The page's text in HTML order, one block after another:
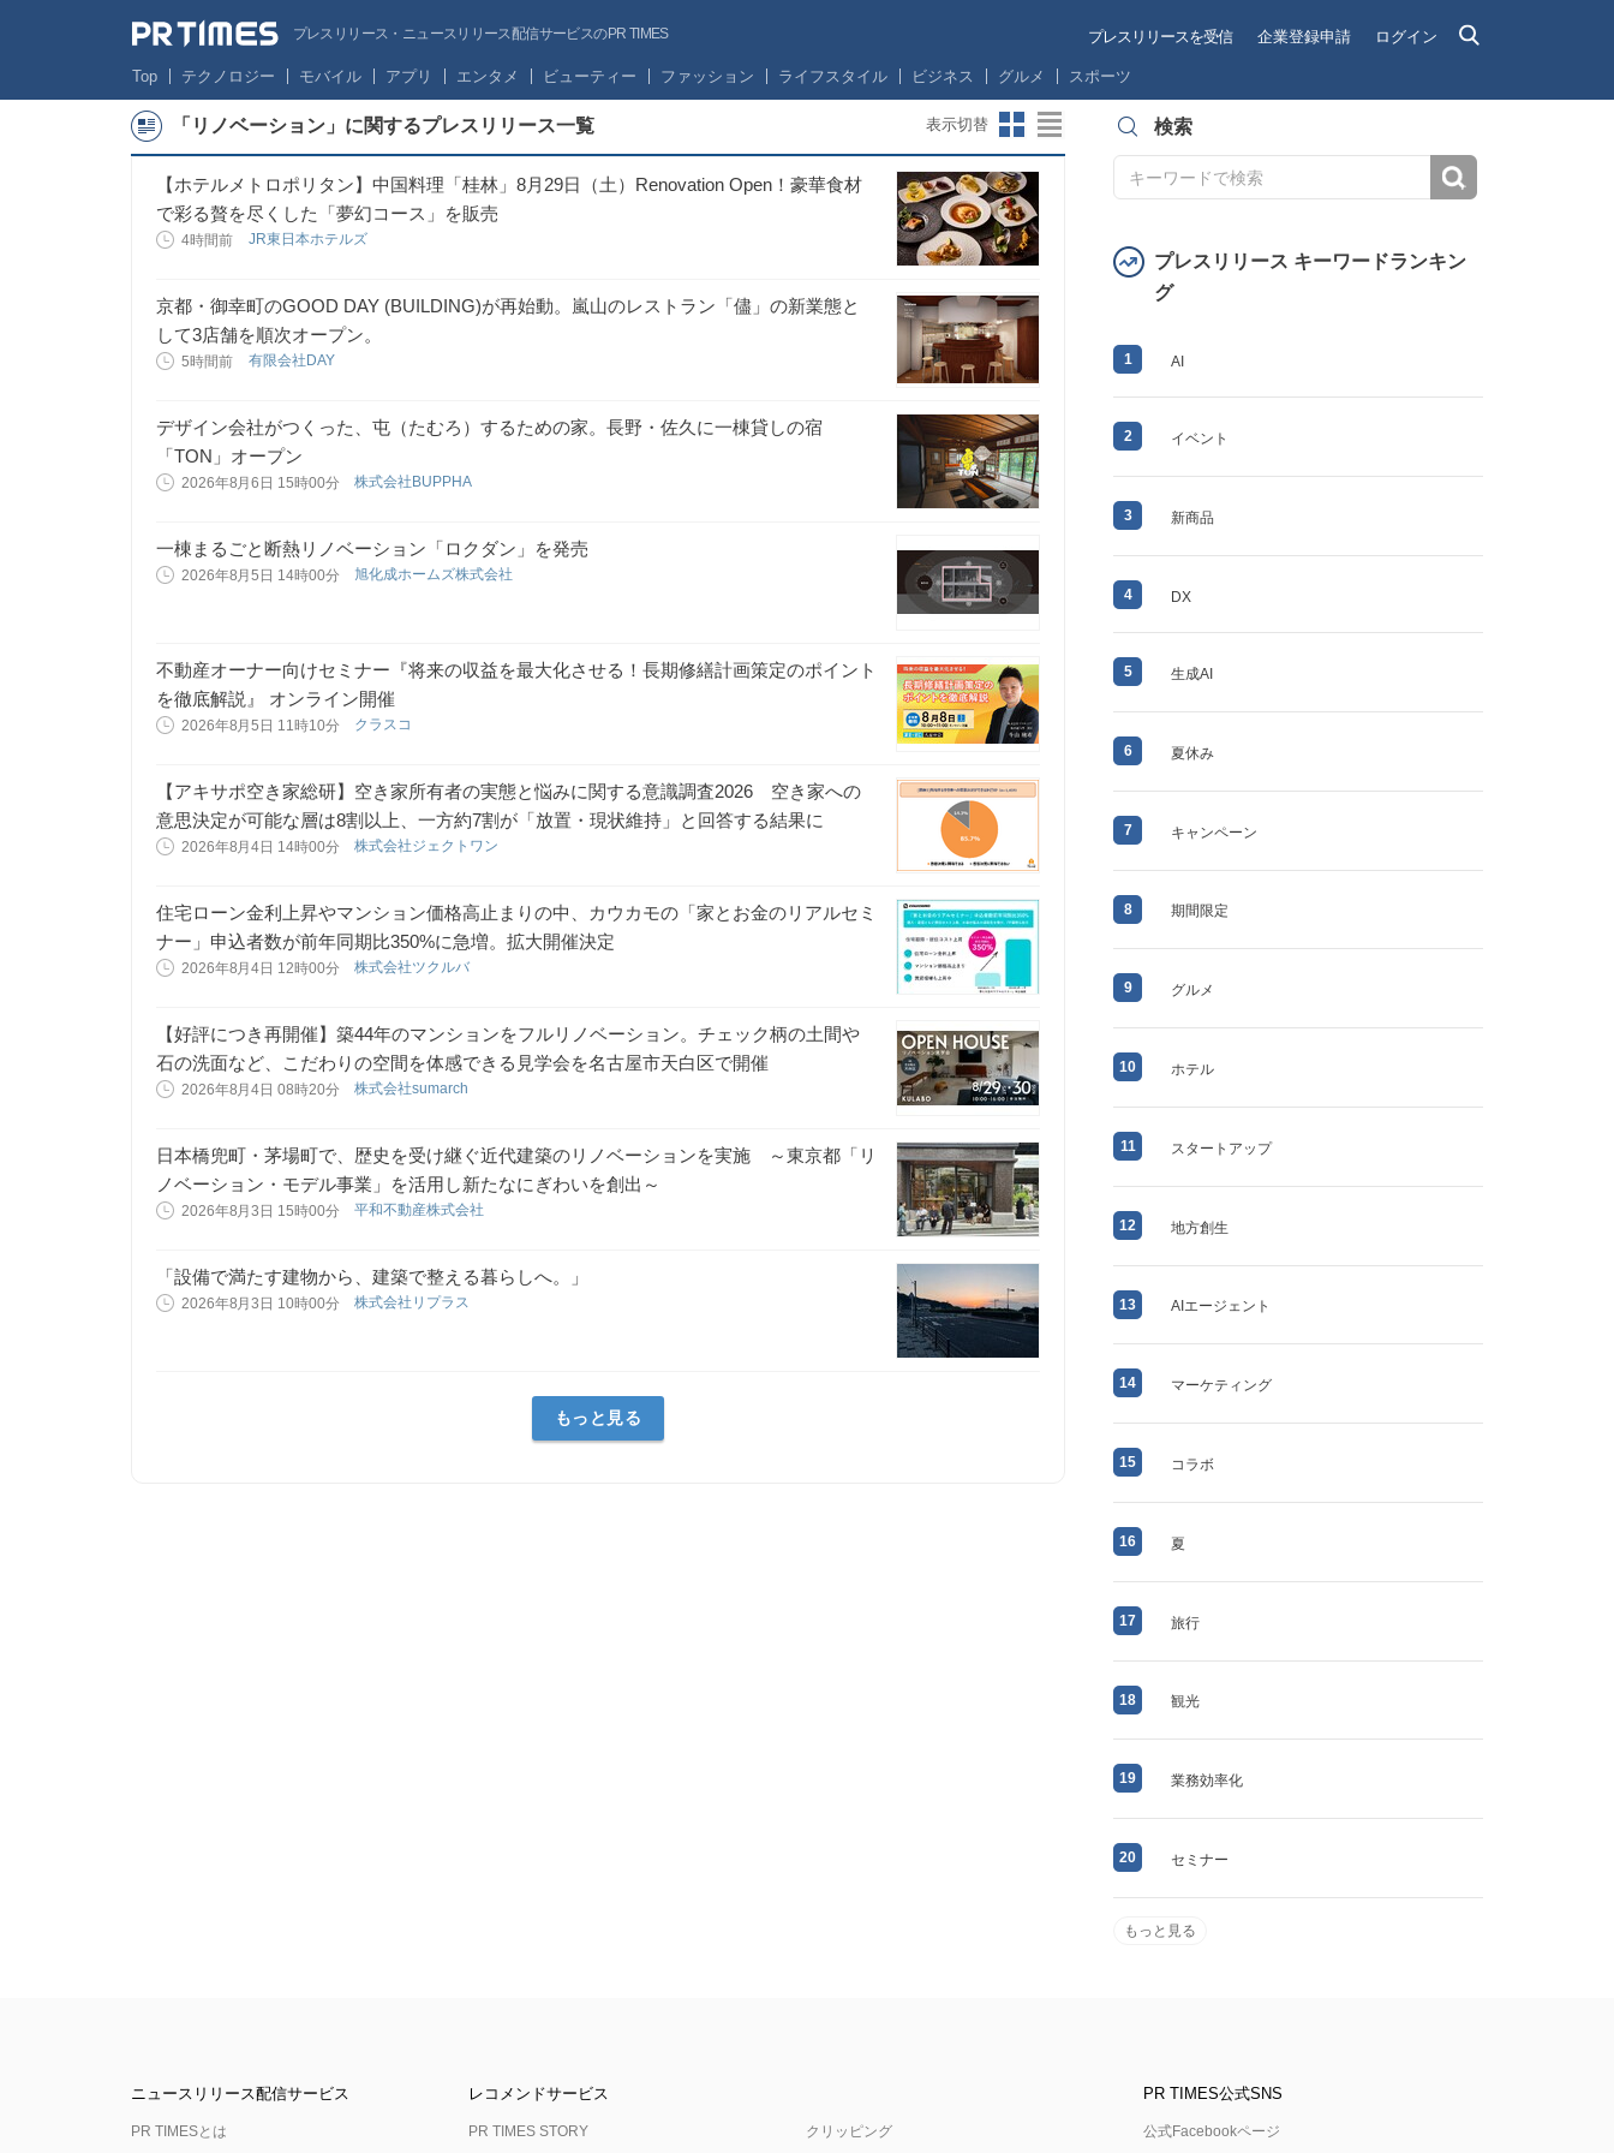
プレスリリース・ニュースリリース配信サービスのPR TIMES プレスリリースを受信 企業登録申請 ログイン
Top テクノロジー モバイル アプリ エンタメ ビューティー ファッション ライフスタイル ビジネス グルメ スポーツ
「リノベーション」に関するプレスリリース一覧 表示切替
【ホテルメトロポリタン】中国料理「桂林」8月29日（土）Renovation Open！豪華食材
で彩る贅を尽くした「夢幻コース」を販売
4時間前 JR東日本ホテルズ
京都・御幸町のGOOD DAY (BUILDING)が再始動。嵐山のレストラン「儘」の新業態と
して3店舗を順次オープン。
5時間前 有限会社DAY
デザイン会社がつくった、屯（たむろ）するための家。長野・佐久に一棟貸しの宿
「TON」オープン
2026年8月6日 15時00分 株式会社BUPPHA
一棟まるごと断熱リノベーション「ロクダン」を発売
2026年8月5日 14時00分 旭化成ホームズ株式会社
不動産オーナー向けセミナー『将来の収益を最大化させる！長期修繕計画策定のポイント
を徹底解説』 オンライン開催
2026年8月5日 11時10分 クラスコ
【アキサポ空き家総研】空き家所有者の実態と悩みに関する意識調査2026 空き家への
意思決定が可能な層は8割以上、一方約7割が「放置・現状維持」と回答する結果に
2026年8月4日 14時00分 株式会社ジェクトワン
住宅ローン金利上昇やマンション価格高止まりの中、カウカモの「家とお金のリアルセミ
ナー」申込者数が前年同期比350%に急増。拡大開催決定
2026年8月4日 12時00分 株式会社ツクルバ
【好評につき再開催】築44年のマンションをフルリノベーション。チェック柄の土間や
石の洗面など、こだわりの空間を体感できる見学会を名古屋市天白区で開催
2026年8月4日 08時20分 株式会社sumarch
日本橋兜町・茅場町で、歴史を受け継ぐ近代建築のリノベーションを実施 ～東京都「リ
ノベーション・モデル事業」を活用し新たなにぎわいを創出～
2026年8月3日 15時00分 平和不動産株式会社
「設備で満たす建物から、建築で整える暮らしへ。」
2026年8月3日 10時00分 株式会社リプラス
もっと見る
検索
プレスリリース キーワードランキン
グ
1 AI
2 イベント
3 新商品
4 DX
5 生成AI
6 夏休み
7 キャンペーン
8 期間限定
9 グルメ
10 ホテル
11 スタートアップ
12 地方創生
13 AIエージェント
14 マーケティング
15 コラボ
16 夏
17 旅行
18 観光
19 業務効率化
20 セミナー
もっと見る
ニュースリリース配信サービス
PR TIMESとは
レコメンドサービス
PR TIMES STORY クリッピング
PR TIMES公式SNS
公式Facebookページ